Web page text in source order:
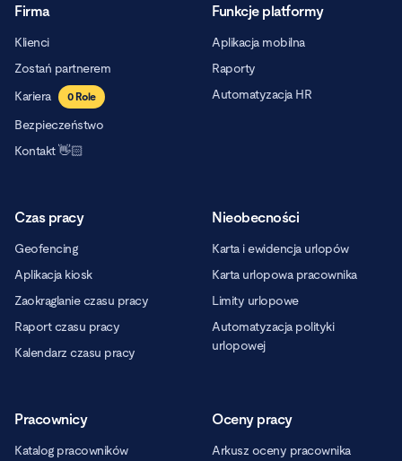
Firma
Klienci
Zostań partnerem
Kariera
0Role
Bezpieczeństwo
Kontakt 👋🏻
Funkcje platformy
Aplikacja mobilna
Raporty
Automatyzacja HR
Czas pracy
Geofencing
Aplikacja kiosk
Zaokrąglanie czasu pracy
Raport czasu pracy
Kalendarz czasu pracy
Nieobecności
Karta i ewidencja urlopów
Karta urlopowa pracownika
Limity urlopowe
Automatyzacja polityki
urlopowej
Pracownicy
Katalog pracowników
Oceny pracy
Arkusz oceny pracownika